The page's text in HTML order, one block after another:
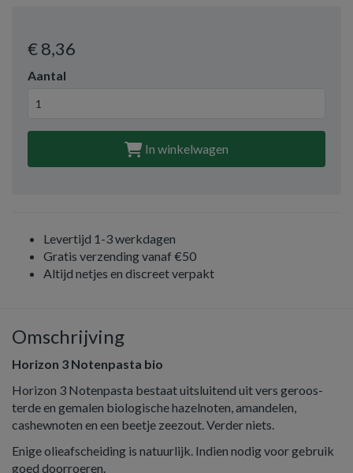
€ 8,36
Aantal
In winkelwagen
Levertijd 1-3 werkdagen
Gratis verzending vanaf €50
Altijd netjes en discreet verpakt
Omschrijving
Horizon 3 Notenpasta bio
Horizon 3 Notenpasta bestaat uitsluitend uit vers ge­roos­­­
terde en gemalen biologische hazelnoten, amandelen,
cashewnoten en een beetje zeezout. Verder niets.
Enige olieafscheiding is na­tuurlijk. Indien nodig voor gebruik
goed doorroeren.